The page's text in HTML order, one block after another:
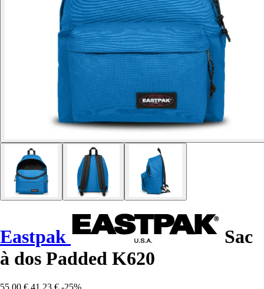
Eastpak
Sac
à dos Padded K620